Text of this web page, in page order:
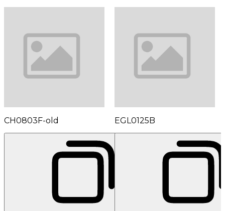
CH0803F-old EGL0125B